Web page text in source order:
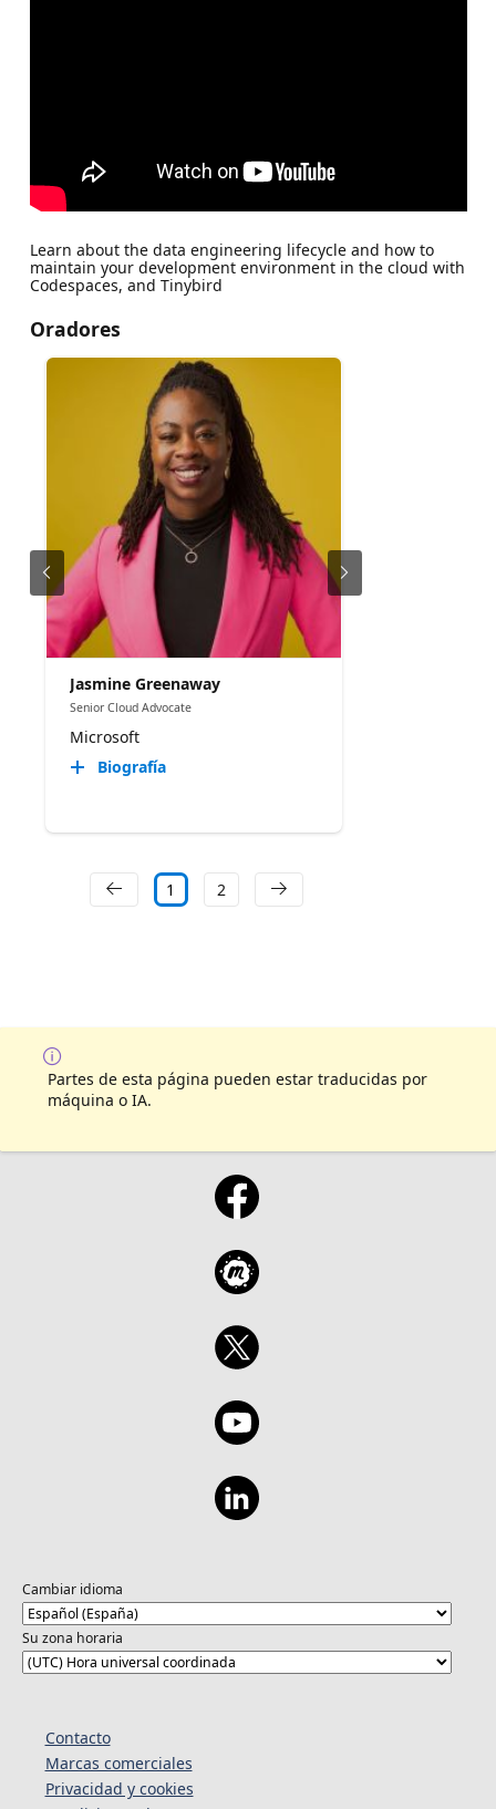
Learn about the data engineering lifecycle and how to
maintain your development environment in the cloud with
Codespaces, and Tinybird
Oradores
Jasmine Greenaway
Senior Cloud Advocate
Microsoft
Biografía
1 2
Partes de esta página pueden estar traducidas por
máquina o IA.
Cambiar idioma
Su zona horaria
Contacto
Marcas comerciales
Privacidad y cookies